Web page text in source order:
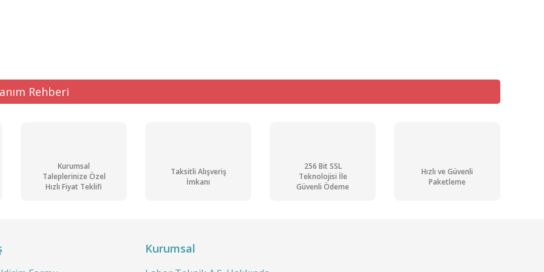
Rehberi
Kurumsal
Taleplerinize Özel
Hızlı Fiyat Teklifi
Taksitli Alışveriş
İmkanı
256 Bit SSL
Teknolojisi İle
Güvenli Ödeme
Hızlı ve Güvenli
Paketleme
Kurumsal